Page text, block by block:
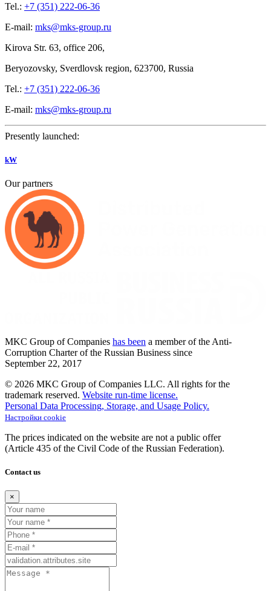
Tel.: +7 (351) 222-06-36
E-mail: mks@mks-group.ru
Kirova Str. 63, office 206,
Beryozovsky, Sverdlovsk region, 623700, Russia
Tel.: +7 (351) 222-06-36
E-mail: mks@mks-group.ru
Presently launched:
kW
Our partners
MKC Group of Companies has been a member of the Anti-
Corruption Charter of the Russian Business since
September 22, 2017
© 2026 MKC Group of Companies LLC. All rights for the
trademark reserved. Website run-time license.
Personal Data Processing, Storage, and Usage Policy.
Настройки cookie
The prices indicated on the website are not a public offer
(Article 435 of the Civil Code of the Russian Federation).
Contact us
×